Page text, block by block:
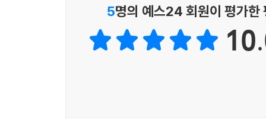
고 교회에 대한 개혁을 진행하였다. 인쇄술의 발
스트라스부르는 알자스-로렌 지역에 있는 도시
5명의 예스24 회원이 평가한